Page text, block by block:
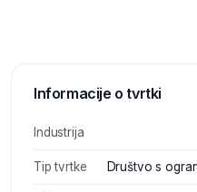
Informacije o tvrtki
Industrija
Tip tvrtke Društvo s